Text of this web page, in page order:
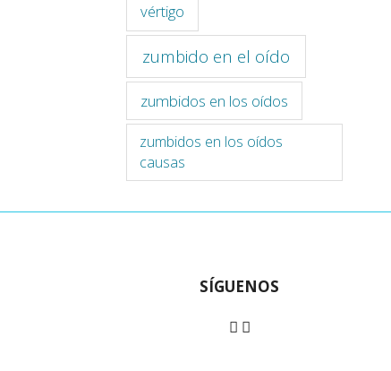
vértigo
zumbido en el oído
zumbidos en los oídos
zumbidos en los oídos
causas
SÍGUENOS